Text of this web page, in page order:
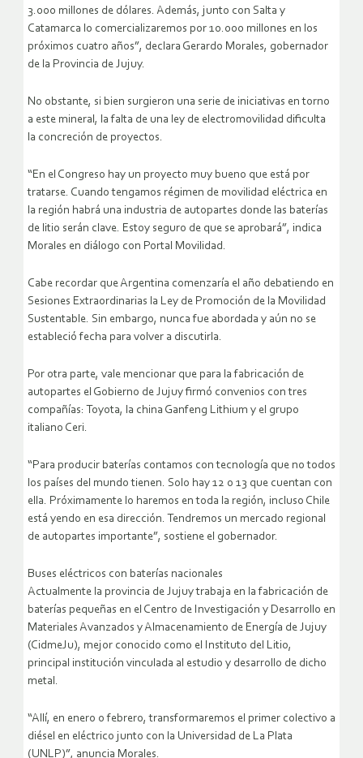
3.000 millones de dólares. Además, junto con Salta y
Catamarca lo comercializaremos por 10.000 millones en los
próximos cuatro años”, declara Gerardo Morales, gobernador
de la Provincia de Jujuy.
No obstante, si bien surgieron una serie de iniciativas en torno
a este mineral, la falta de una ley de electromovilidad dificulta
la concreción de proyectos.
“En el Congreso hay un proyecto muy bueno que está por
tratarse. Cuando tengamos régimen de movilidad eléctrica en
la región habrá una industria de autopartes donde las baterías
de litio serán clave. Estoy seguro de que se aprobará”, indica
Morales en diálogo con Portal Movilidad.
Cabe recordar que Argentina comenzaría el año debatiendo en
Sesiones Extraordinarias la Ley de Promoción de la Movilidad
Sustentable. Sin embargo, nunca fue abordada y aún no se
estableció fecha para volver a discutirla.
Por otra parte, vale mencionar que para la fabricación de
autopartes el Gobierno de Jujuy firmó convenios con tres
compañías: Toyota, la china Ganfeng Lithium y el grupo
italiano Ceri.
“Para producir baterías contamos con tecnología que no todos
los países del mundo tienen. Solo hay 12 o 13 que cuentan con
ella. Próximamente lo haremos en toda la región, incluso Chile
está yendo en esa dirección. Tendremos un mercado regional
de autopartes importante”, sostiene el gobernador.
Buses eléctricos con baterías nacionales
Actualmente la provincia de Jujuy trabaja en la fabricación de
baterías pequeñas en el Centro de Investigación y Desarrollo en
Materiales Avanzados y Almacenamiento de Energía de Jujuy
(CidmeJu), mejor conocido como el Instituto del Litio,
principal institución vinculada al estudio y desarrollo de dicho
metal.
“Allí, en enero o febrero, transformaremos el primer colectivo a
diésel en eléctrico junto con la Universidad de La Plata
(UNLP)”, anuncia Morales.